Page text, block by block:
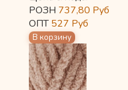
РОЗН 737,80 Руб
ОПТ527 Руб